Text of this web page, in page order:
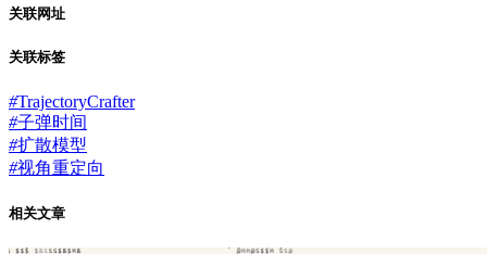
关联网址
关联标签
#TrajectoryCrafter
#子弹时间
#扩散模型
#视角重定向
相关文章